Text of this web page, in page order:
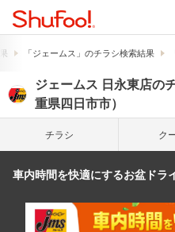
「ジェームス」のチラシ検索結果
ジェームス 日永東店の
重県四日市市）
チラシ ク
車内時間を快適にするお盆ドラ